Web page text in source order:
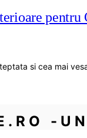
pentru
si cea mai